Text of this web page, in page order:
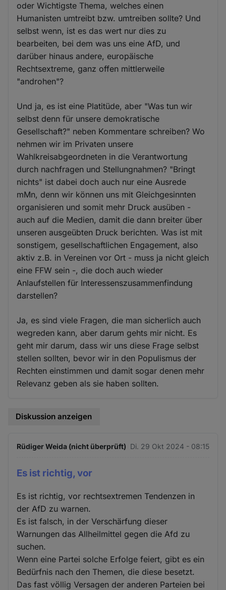
oder Wichtigste Thema, welches einen
Humanisten umtreibt bzw. umtreiben sollte? Und
selbst wenn, ist es das wert nur dies zu
bearbeiten, bei dem was uns eine AfD, und
darüber hinaus andere, europäische
Rechtsextreme, ganz offen mittlerweile
"androhen"?
Und ja, es ist eine Platitüde, aber "Was tun wir
selbst denn für unsere demokratische
Gesellschaft?" neben Kommentare schreiben? Wo
nehmen wir im Privaten unsere
Wahlkreisabgeordneten in die Verantwortung
durch nachfragen und Stellungnahmen? "Bringt
nichts" ist dabei doch auch nur eine Ausrede
mMn, denn wir können uns mit Gleichgesinnten
organisieren und somit mehr Druck ausüben -
auch auf die Medien, damit die dann breiter über
unseren ausgeübten Druck berichten. Was ist mit
sonstigem, gesellschaftlichen Engagement, also
aktiv z.B. in Vereinen vor Ort - muss ja nicht gleich
eine FFW sein -, die doch auch wieder
Anlaufstellen für Interessenszusammenfindung
darstellen?
Ja, es sind viele Fragen, die man sicherlich auch
wegreden kann, aber darum gehts mir nicht. Es
geht mir darum, dass wir uns diese Frage selbst
stellen sollten, bevor wir in den Populismus der
Rechten einstimmen und damit sogar denen mehr
Relevanz geben als sie haben sollten.
Diskussion anzeigen
Rüdiger Weida (nicht überprüft) Di. 29 Okt 2024 - 08:15
Es ist richtig, vor
Es ist richtig, vor rechtsextremen Tendenzen in
der AfD zu warnen.
Es ist falsch, in der Verschärfung dieser
Warnungen das Allheilmittel gegen die Afd zu
suchen.
Wenn eine Partei solche Erfolge feiert, gibt es ein
Bedürfnis nach den Themen, die diese besetzt.
Das fast völlig Versagen der anderen Parteien bei